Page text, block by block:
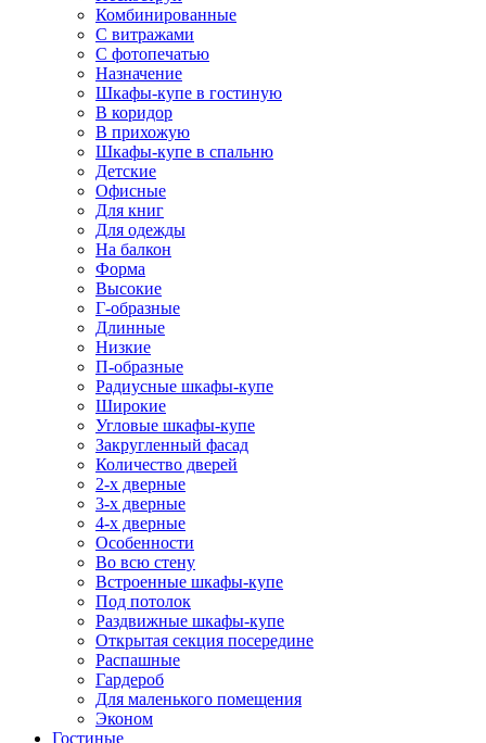
Комбинированные
С витражами
С фотопечатью
Назначение
Шкафы-купе в гостиную
В коридор
В прихожую
Шкафы-купе в спальню
Детские
Офисные
Для книг
Для одежды
На балкон
Форма
Высокие
Г-образные
Длинные
Низкие
П-образные
Радиусные шкафы-купе
Широкие
Угловые шкафы-купе
Закругленный фасад
Количество дверей
2-х дверные
3-х дверные
4-х дверные
Особенности
Во всю стену
Встроенные шкафы-купе
Под потолок
Раздвижные шкафы-купе
Открытая секция посередине
Распашные
Гардероб
Для маленького помещения
Эконом
Гостиные